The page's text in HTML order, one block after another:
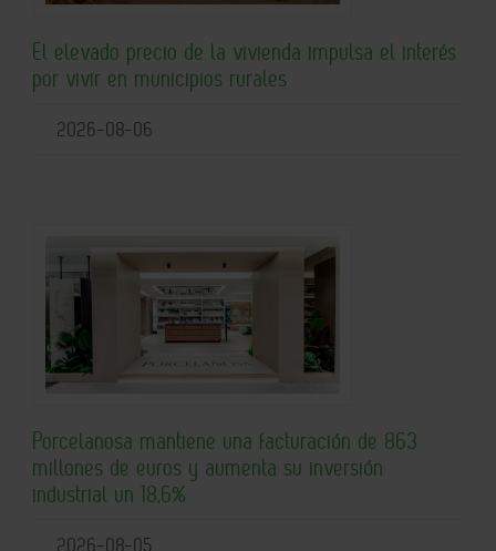
El elevado precio de la vivienda impulsa el interés
por vivir en municipios rurales
2026-08-06
Porcelanosa mantiene una facturación de 863
millones de euros y aumenta su inversión
industrial un 18,6%
2026-08-05